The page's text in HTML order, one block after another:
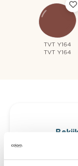
TVT Y164
TVT Y164
Ontdek